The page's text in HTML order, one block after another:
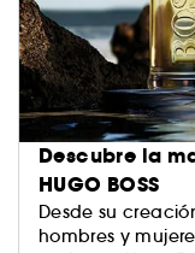
Descubre la
HUGO BOSS
Desde su
hombres y